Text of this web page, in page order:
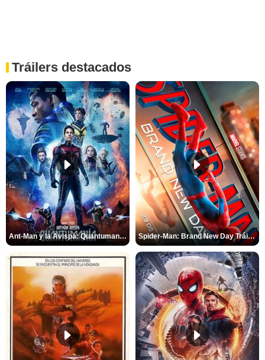
Tráilers destacados
Ant-Man y la Avispa: Quantumanía Tráiler (2) Spider-Man: Brand New Day Tráiler (3)